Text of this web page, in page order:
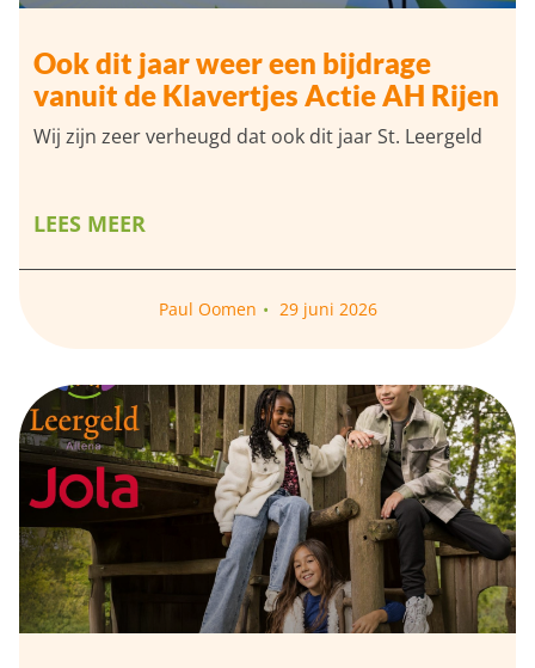
Ook dit jaar weer een bijdrage
vanuit de Klavertjes Actie AH Rijen
Wij zijn zeer verheugd dat ook dit jaar St. Leergeld
LEES MEER
Paul Oomen 29 juni 2026